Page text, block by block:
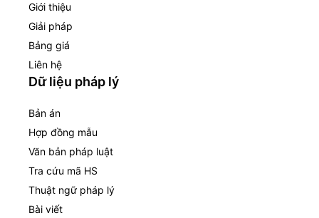
Giới thiệu
Giải pháp
Bảng giá
Liên hệ
Dữ liệu pháp lý
Bản án
Hợp đồng mẫu
Văn bản pháp luật
Tra cứu mã HS
Thuật ngữ pháp lý
Bài viết